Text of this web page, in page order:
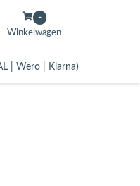
-
Winkelwagen
| Wero | Klarna)